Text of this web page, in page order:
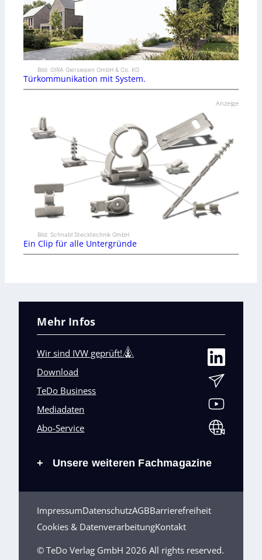
Bild: GIRA Giersiepen GmbH & Co. KG
Türkommunikation mit System.
Anzeige
Bild: Schnabl Stecktechnik GmbH
Ein Clip für alle Untergründe
Mehr Infos
Wir sind IVW geprüft!
Download
TeDo Business
Mediadaten
Abo-Service
+ Unsere weiteren Fachmagazine
ImpressumDatenschutzAGBBarrierefreiheit
Cookies & DatenverarbeitungKontakt
© TeDo Verlag GmbH 2026 All rights reserved.